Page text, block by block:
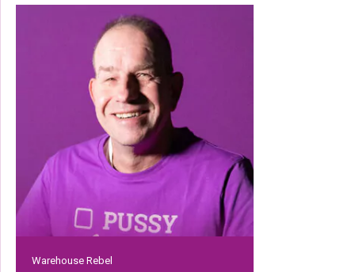
magazijn-team. Orders picken,
containers lossen, het controleren van
retouren en het maken van slechte
grappen zijn geen probleem voor deze
sterke rebel. Geen klus is te zwaar voor
dit Poolse werkpaard; een echte aanwist
voor ons team!
Warehouse Rebel